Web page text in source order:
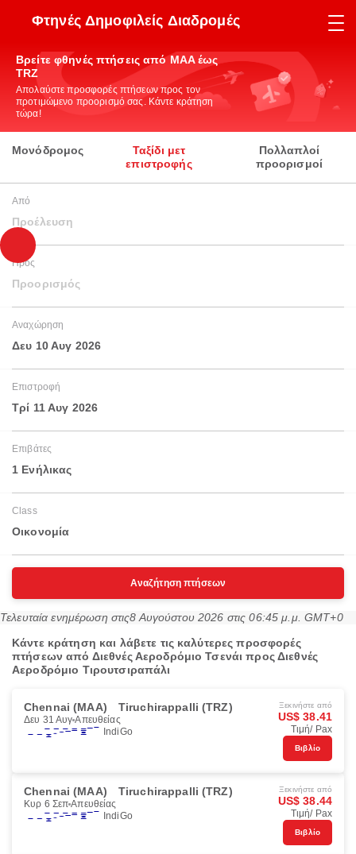
Φτηνές Δημοφιλείς Διαδρομές
Βρείτε φθηνές πτήσεις από MAA έως
TRZ
Απολαύστε προσφορές πτήσεων προς τον
προτιμώμενο προορισμό σας. Κάντε κράτηση
τώρα!
Μονόδρομος
Ταξίδι μετ
επιστροφής
Πολλαπλοί
προορισμοί
Από
Προέλευση
Προς
Προορισμός
Αναχώρηση
Δευ 10 Αυγ 2026
Επιστροφή
Τρί 11 Αυγ 2026
Επιβάτες
1 Ενήλικας
Class
Οικονομία
Αναζήτηση πτήσεων
Τελευταία ενημέρωση στις8 Αυγούστου 2026 στις 06:45 μ.μ. GMT+0
Κάντε κράτηση και λάβετε τις καλύτερες προσφορές
πτήσεων από Διεθνές Αεροδρόμιο Τσενάι προς Διεθνές
Αεροδρόμιο Τιρουτσιραπάλι
Chennai (MAA) Tiruchirappalli (TRZ)
Δευ 31 Αυγ Απευθείας
IndiGo
Ξεκινήστε από
US$ 38.41
Τιμή/ Pax
Βιβλίο
Chennai (MAA) Tiruchirappalli (TRZ)
Κυρ 6 Σεπ Απευθείας
IndiGo
Ξεκινήστε από
US$ 38.44
Τιμή/ Pax
Βιβλίο